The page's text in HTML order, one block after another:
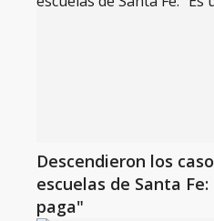
Descendieron los
escuelas de Santa
paga"